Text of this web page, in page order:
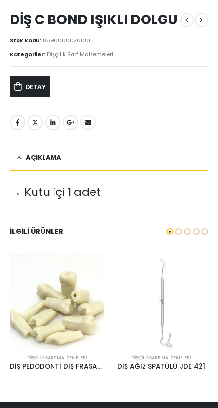
DİŞ C BOND IŞIKLI DOLGU
Stok kodu: 8690000020008
Kategoriler: Dişçilik Sarf Malzemeleri
DETAY
AÇIKLAMA
Kutu içi 1 adet
İLGILI ÜRÜNLER
MALZEMELERI
DİŞ PEDODONTİ DİŞ FRASACO
DIŞÇILIK SARF MALZEMELERI
DİŞ AĞIZ SPATÜLÜ JDE 421
DIŞÇILIK